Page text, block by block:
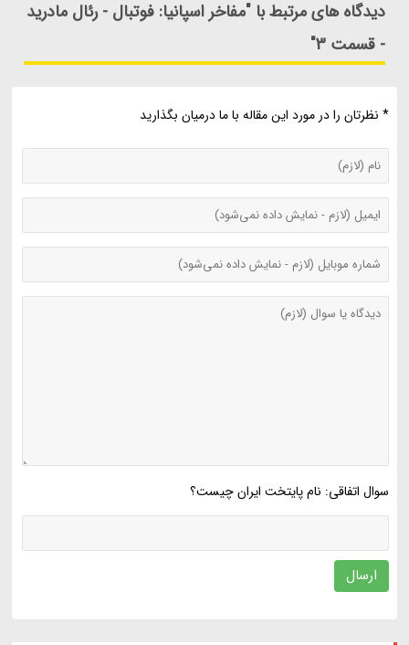
دیدگاه های مرتبط با "مفاخر اسپانیا: فوتبال - رئال مادرید
- قسمت 3"
* نظرتان را در مورد این مقاله با ما درمیان بگذارید
سوال اتفاقی: نام پایتخت ایران چیست؟
ارسال